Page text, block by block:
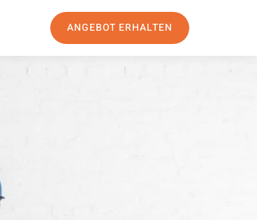
ANGEBOT ERHALTEN